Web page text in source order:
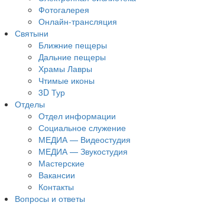
Фотогалерея
Онлайн-трансляция
Святыни
Ближние пещеры
Дальние пещеры
Храмы Лавры
Чтимые иконы
3D Тур
Отделы
Отдел информации
Социальное служение
МЕДИА — Видеостудия
МЕДИА — Звукостудия
Мастерские
Вакансии
Контакты
Вопросы и ответы